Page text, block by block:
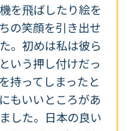
を飛ばしたり絵を
の笑顔を引き出せ
。初めは私は彼ら
いう押し付けだっ
持ってしまったと
もいいところがあ
した。日本の良い